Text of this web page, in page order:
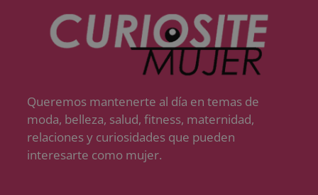
Queremos mantenerte al día en temas de
moda, belleza, salud, fitness, maternidad,
relaciones y curiosidades que pueden
interesarte como mujer.